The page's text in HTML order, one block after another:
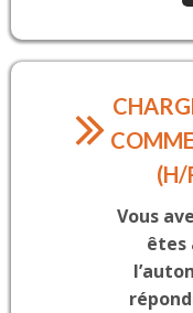
(H/
Vous
êtes